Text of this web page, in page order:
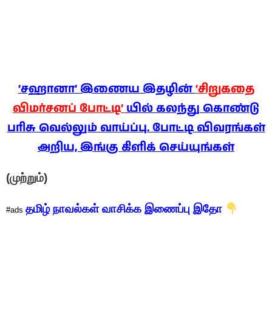
‘சஹானா’ இணைய இதழின்‘சிறுகதை
விமர்சனப் போட்டி’யில் கலந்து கொண்டு
பரிசு வெல்லும் வாய்ப்பு. போட்டி விவரங்கள்
அறிய, இங்கு கிளிக் செய்யுங்கள்
(முற்றும்)
#ads தமிழ் நாவல்கள் வாசிக்க இணைப்பு இதோ